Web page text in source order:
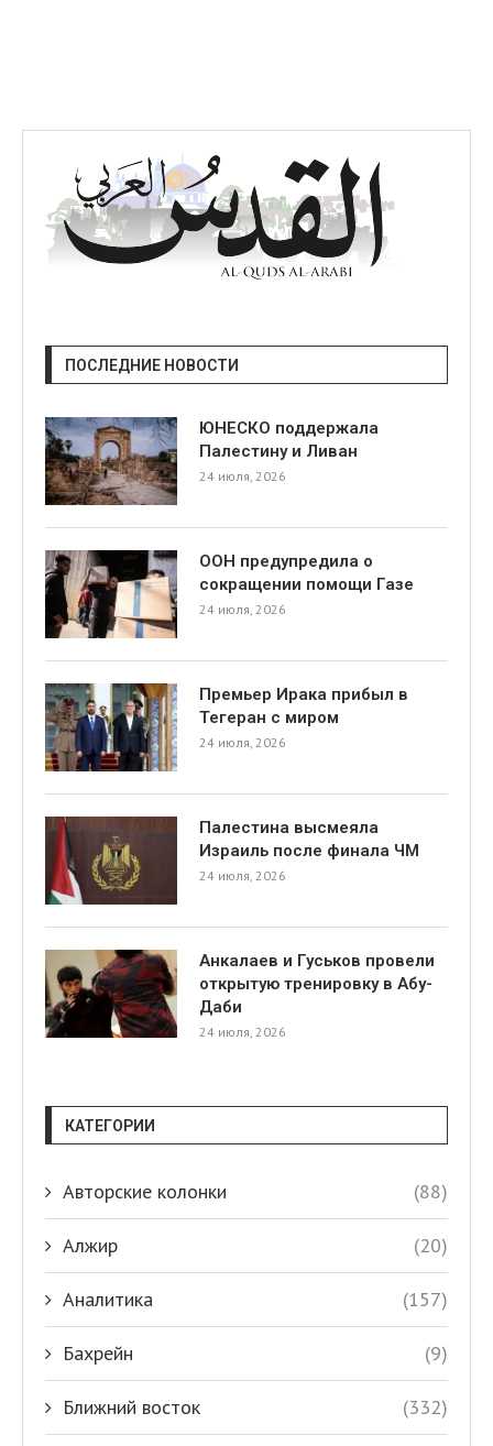
ПОСЛЕДНИЕ НОВОСТИ
ЮНЕСКО поддержала
Палестину и Ливан
24 июля, 2026
ООН предупредила о
сокращении помощи Газе
24 июля, 2026
Премьер Ирака прибыл в
Тегеран с миром
24 июля, 2026
Палестина высмеяла
Израиль после финала ЧМ
24 июля, 2026
Анкалаев и Гуськов провели
открытую тренировку в Абу-
Даби
24 июля, 2026
КАТЕГОРИИ
Авторские колонки (88)
Алжир (20)
Аналитика (157)
Бахрейн (9)
Ближний восток (332)